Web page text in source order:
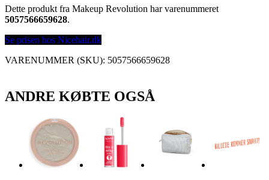
Dette produkt fra Makeup Revolution har varenummeret
5057566659628.
Se prisen hos Nicehair.dk
VARENUMMER (SKU): 5057566659628
ANDRE KØBTE OGSÅ